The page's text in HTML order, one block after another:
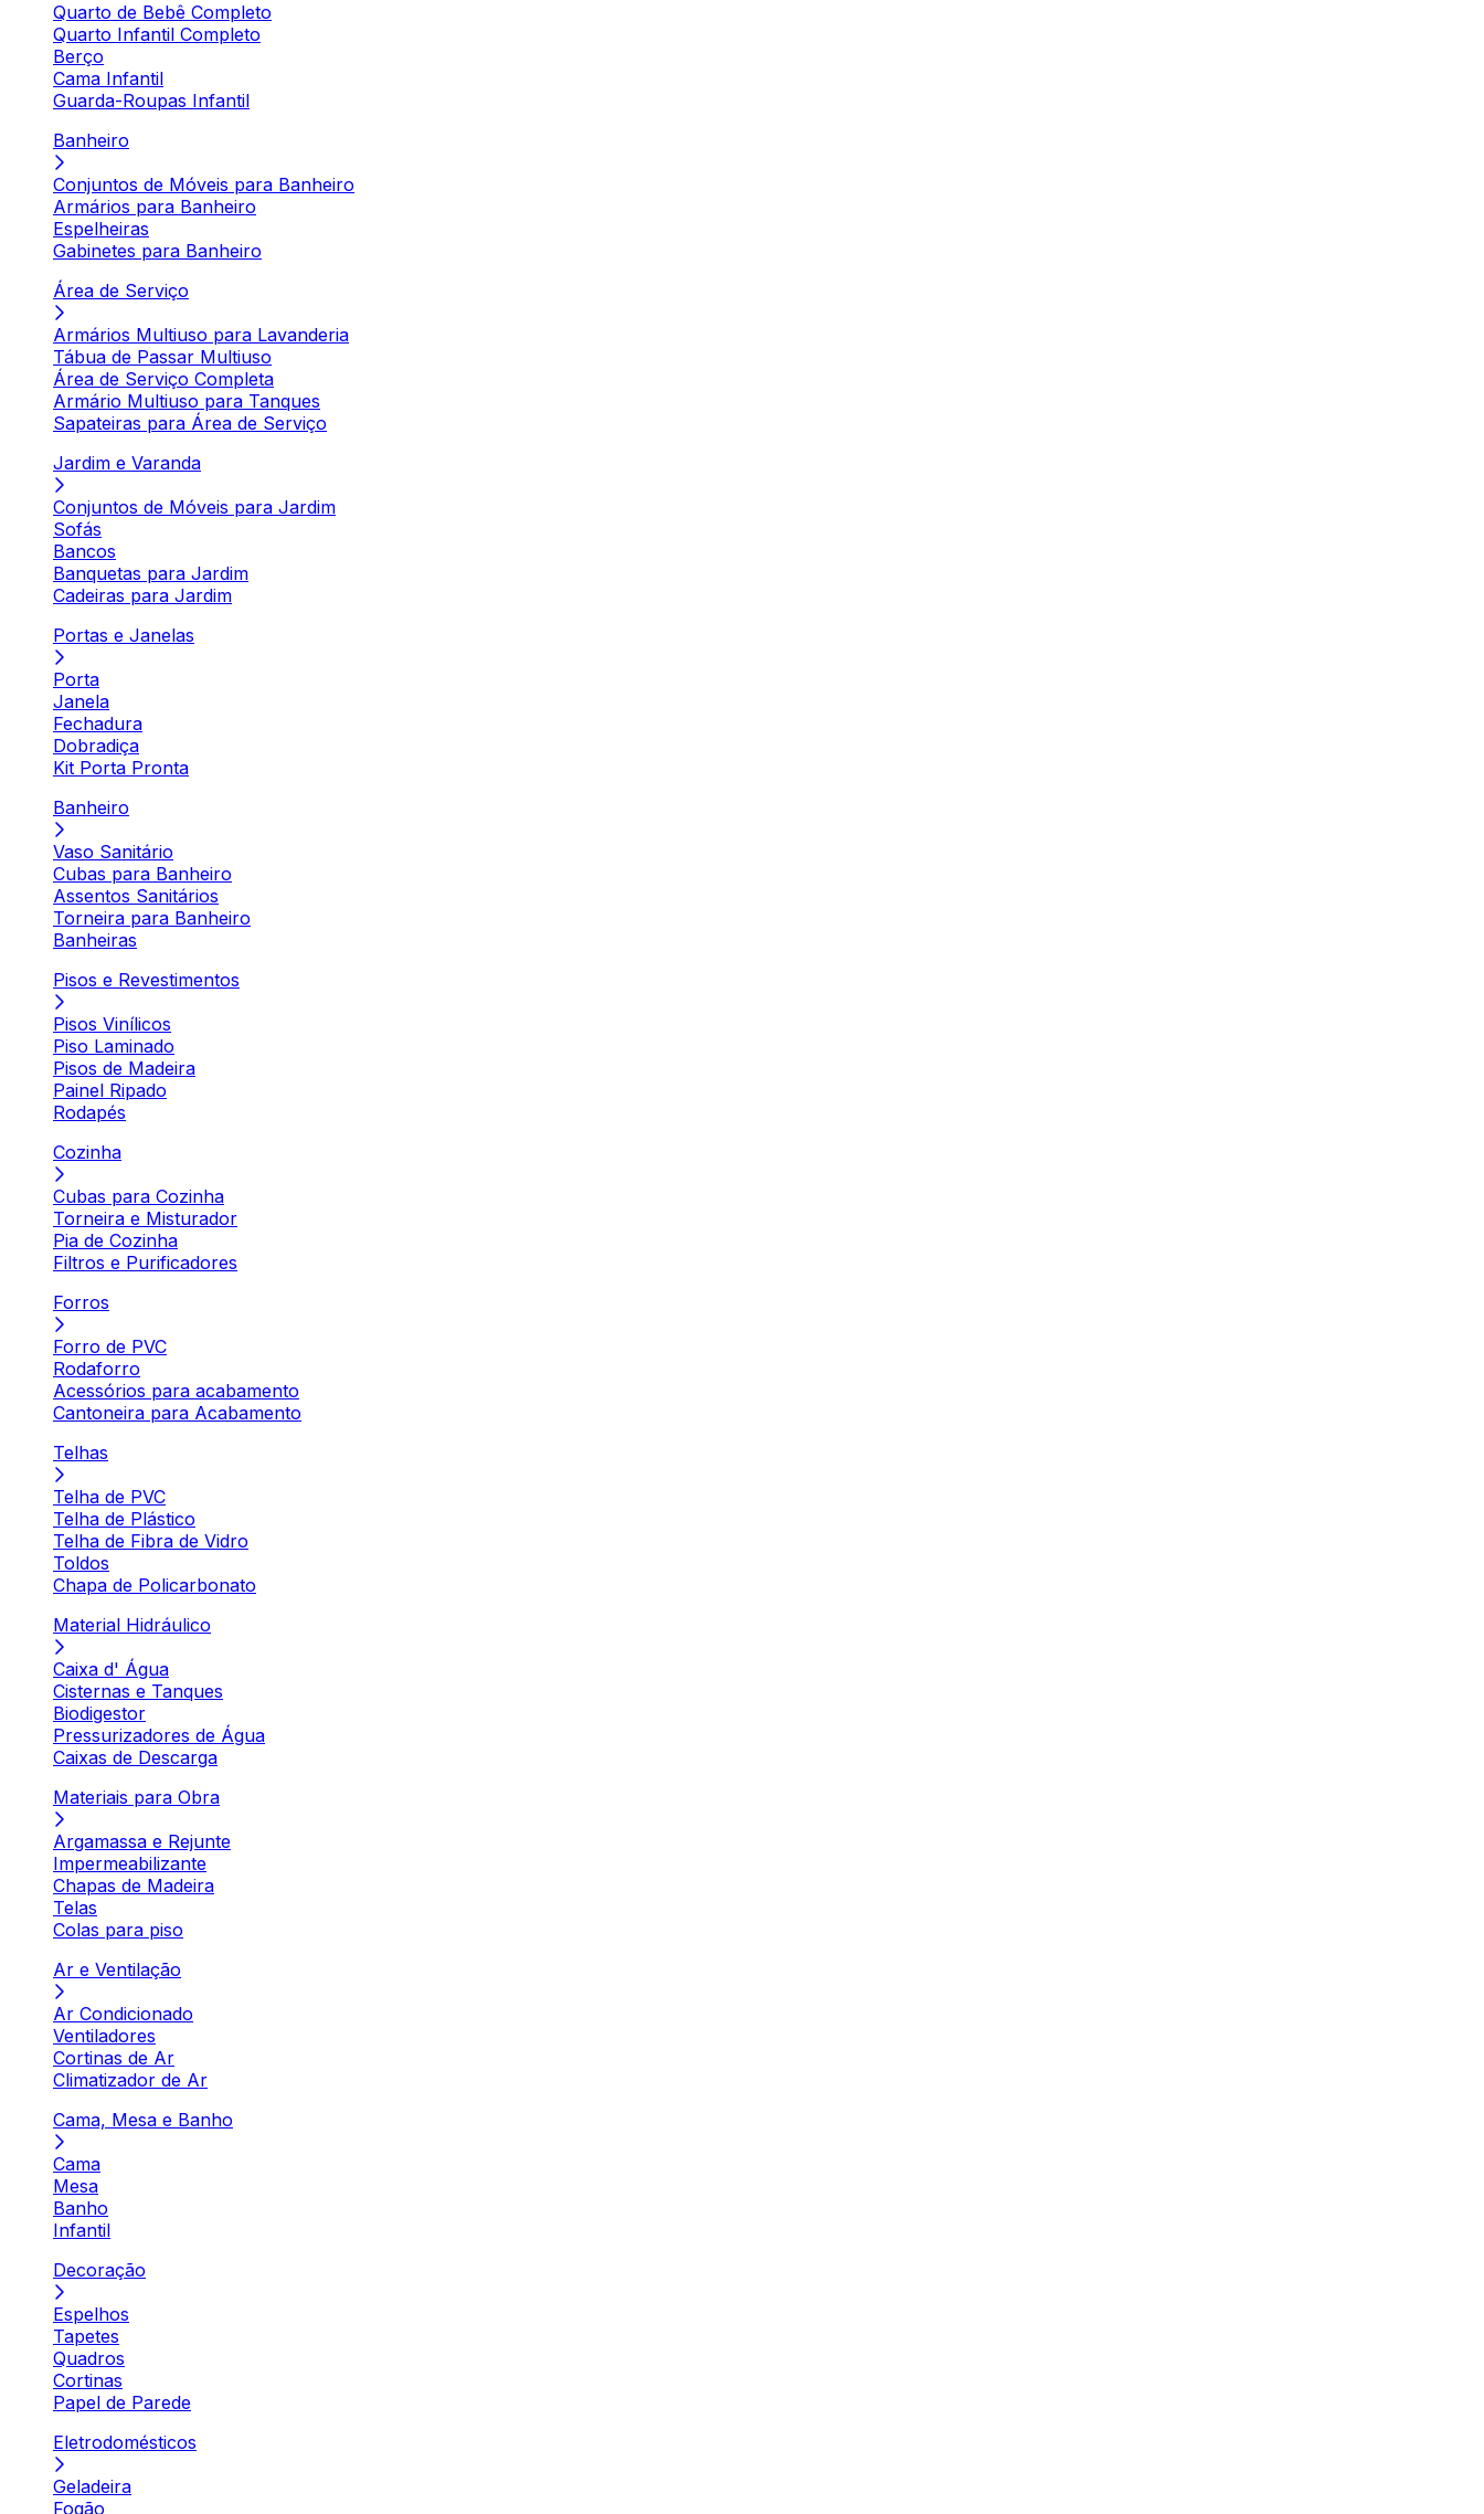
Quarto de Bebê Completo
Quarto Infantil Completo
Berço
Cama Infantil
Guarda-Roupas Infantil
Banheiro
Conjuntos de Móveis para Banheiro
Armários para Banheiro
Espelheiras
Gabinetes para Banheiro
Área de Serviço
Armários Multiuso para Lavanderia
Tábua de Passar Multiuso
Área de Serviço Completa
Armário Multiuso para Tanques
Sapateiras para Área de Serviço
Jardim e Varanda
Conjuntos de Móveis para Jardim
Sofás
Bancos
Banquetas para Jardim
Cadeiras para Jardim
Portas e Janelas
Porta
Janela
Fechadura
Dobradiça
Kit Porta Pronta
Banheiro
Vaso Sanitário
Cubas para Banheiro
Assentos Sanitários
Torneira para Banheiro
Banheiras
Pisos e Revestimentos
Pisos Vinílicos
Piso Laminado
Pisos de Madeira
Painel Ripado
Rodapés
Cozinha
Cubas para Cozinha
Torneira e Misturador
Pia de Cozinha
Filtros e Purificadores
Forros
Forro de PVC
Rodaforro
Acessórios para acabamento
Cantoneira para Acabamento
Telhas
Telha de PVC
Telha de Plástico
Telha de Fibra de Vidro
Toldos
Chapa de Policarbonato
Material Hidráulico
Caixa d' Água
Cisternas e Tanques
Biodigestor
Pressurizadores de Água
Caixas de Descarga
Materiais para Obra
Argamassa e Rejunte
Impermeabilizante
Chapas de Madeira
Telas
Colas para piso
Ar e Ventilação
Ar Condicionado
Ventiladores
Cortinas de Ar
Climatizador de Ar
Cama, Mesa e Banho
Cama
Mesa
Banho
Infantil
Decoração
Espelhos
Tapetes
Quadros
Cortinas
Papel de Parede
Eletrodomésticos
Geladeira
Fogão